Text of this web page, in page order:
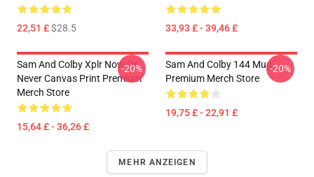
22,51 £$28.5 33,93 £ - 39,46 £
Sam And Colby Xplr Now Or
Never Canvas Print Premium
Merch Store
15,64 £ - 36,26 £
-20%
Sam And Colby 144 Mug
Premium Merch Store
19,75 £ - 22,91 £
-20%
MEHR ANZEIGEN